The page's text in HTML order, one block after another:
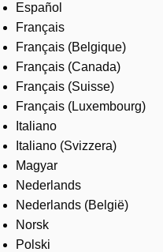
Español
Français
Français (Belgique)
Français (Canada)
Français (Suisse)
Français (Luxembourg)
Italiano
Italiano (Svizzera)
Magyar
Nederlands
Nederlands (België)
Norsk
Polski